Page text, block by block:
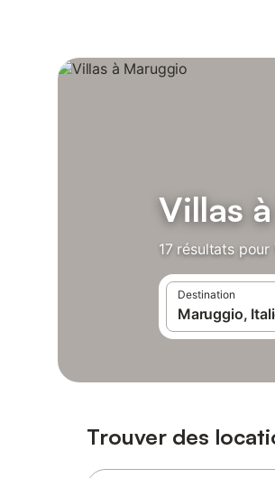
Villas
17 résultats
Destination
Trouver des